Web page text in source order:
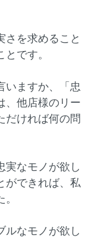
さを求めること
です。
いますか、「忠
、他店様のリー
だければ何の問
実なモノが欲し
ができれば、私
ルなモノが欲し